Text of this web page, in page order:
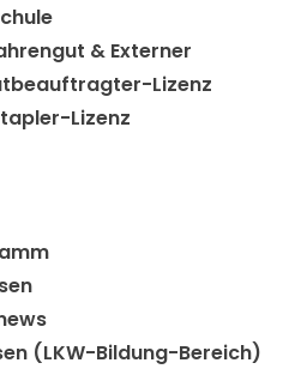
& Externer
Lizenz
Lizenz
(LKW-Bildung-Bereich)